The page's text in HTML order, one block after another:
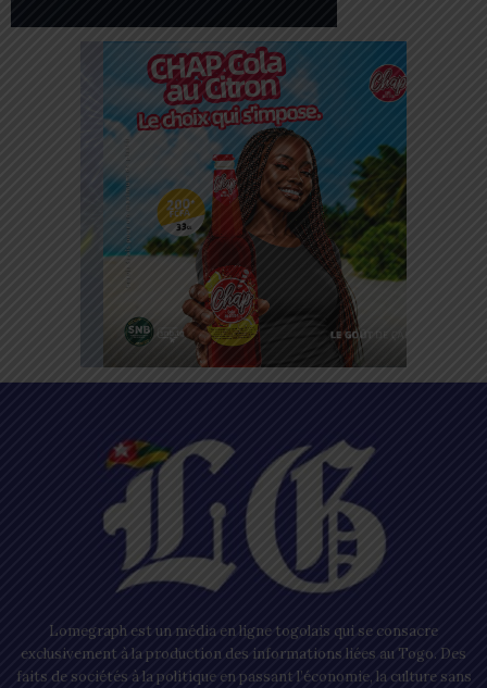
Lomegraph est un média en ligne togolais qui se consacre
exclusivement à la production des informations liées au Togo. Des
faits de sociétés à la politique en passant l’économie, la culture sans